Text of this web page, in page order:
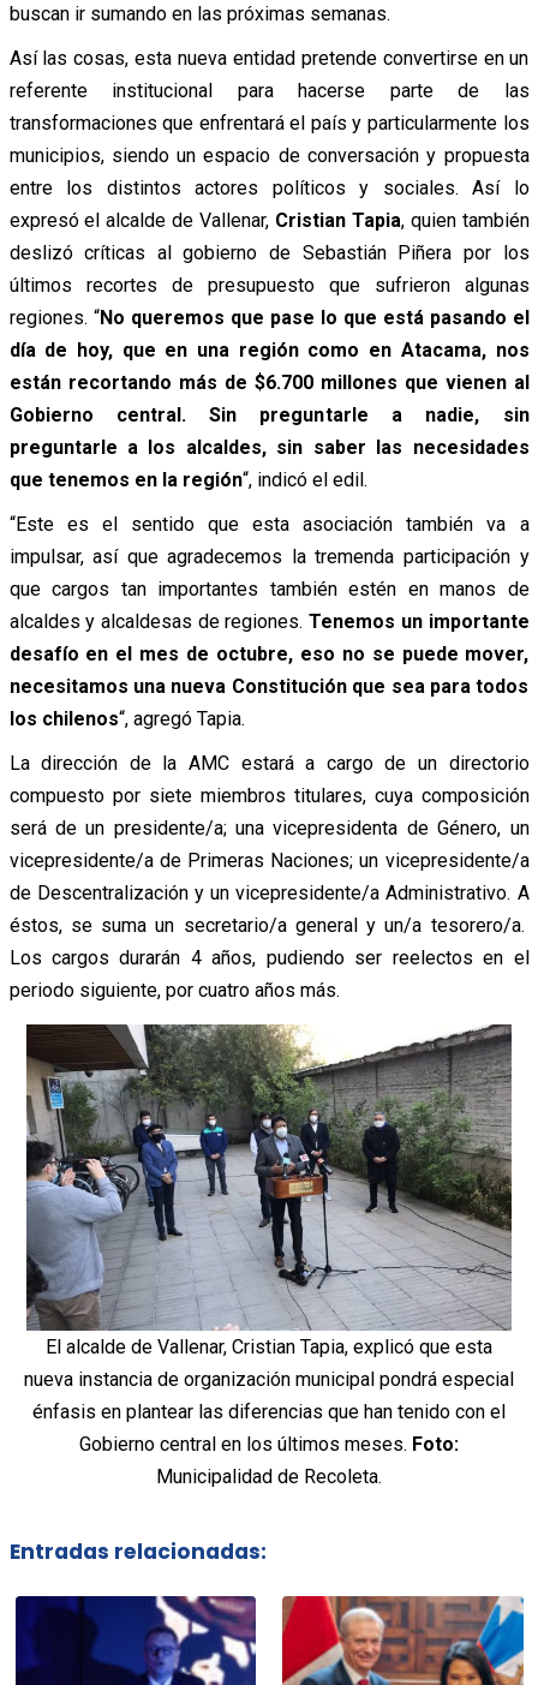
buscan ir sumando en las próximas semanas.
Así las cosas, esta nueva entidad pretende convertirse en un
referente institucional para hacerse parte de las
transformaciones que enfrentará el país y particularmente los
municipios, siendo un espacio de conversación y propuesta
entre los distintos actores políticos y sociales. Así lo
expresó el alcalde de Vallenar, Cristian Tapia, quien también
deslizó críticas al gobierno de Sebastián Piñera por los
últimos recortes de presupuesto que sufrieron algunas
regiones. “No queremos que pase lo que está pasando el
día de hoy, que en una región como en Atacama, nos
están recortando más de $6.700 millones que vienen al
Gobierno central. Sin preguntarle a nadie, sin
preguntarle a los alcaldes, sin saber las necesidades
que tenemos en la región“, indicó el edil.
“Este es el sentido que esta asociación también va a
impulsar, así que agradecemos la tremenda participación y
que cargos tan importantes también estén en manos de
alcaldes y alcaldesas de regiones.Tenemos un importante
desafío en el mes de octubre, eso no se puede mover,
necesitamos una nueva Constitución que sea para todos
los chilenos“, agregó Tapia.
La dirección de la AMC estará a cargo de un directorio
compuesto por siete miembros titulares, cuya composición
será de un presidente/a; una vicepresidenta de Género, un
vicepresidente/a de Primeras Naciones; un vicepresidente/a
de Descentralización y un vicepresidente/a Administrativo. A
éstos, se suma un secretario/a general y un/a tesorero/a.
Los cargos durarán 4 años, pudiendo ser reelectos en el
periodo siguiente, por cuatro años más.
El alcalde de Vallenar, Cristian Tapia, explicó que esta
nueva instancia de organización municipal pondrá especial
énfasis en plantear las diferencias que han tenido con el
Gobierno central en los últimos meses. Foto:
Municipalidad de Recoleta.
Entradas relacionadas: